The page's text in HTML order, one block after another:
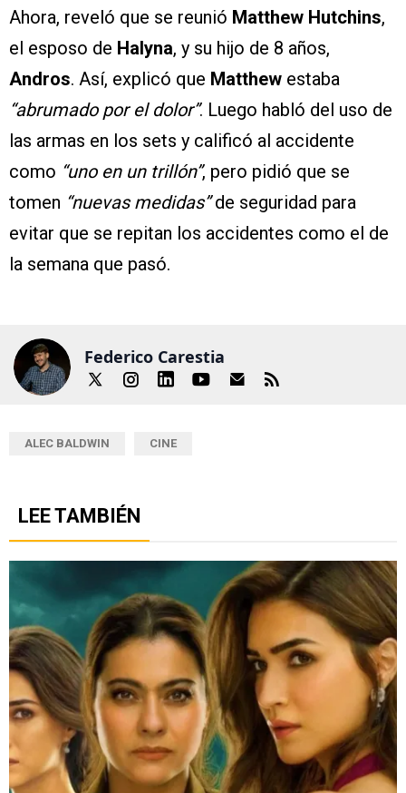
Ahora, reveló que se reunió Matthew Hutchins,
el esposo de Halyna, y su hijo de 8 años,
Andros. Así, explicó que Matthew estaba
“abrumado por el dolor”. Luego habló del uso de
las armas en los sets y calificó al accidente
como “uno en un trillón”, pero pidió que se
tomen “nuevas medidas”de seguridad para
evitar que se repitan los accidentes como el de
la semana que pasó.
Federico Carestia
ALEC BALDWIN CINE
LEE TAMBIÉN